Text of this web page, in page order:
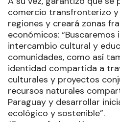
comercio transfronterizo y
regiones y creará zonas
económicos: “Buscaremos
intercambio cultural y
comunidades, como así
identidad compartida a
culturales y proyectos
recursos naturales
Paraguay y desarrollar
ecológico y sostenible”.